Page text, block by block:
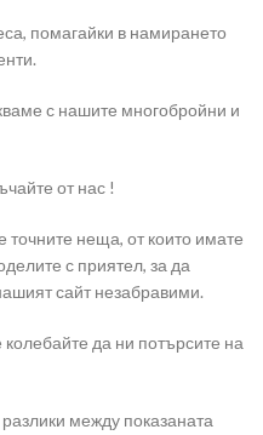
помагайки в намирането
с нашите многобройни и
от нас !
неща, от които имате
с приятел, за да
сайт незабравими.
да ни потърсите на
между показаната